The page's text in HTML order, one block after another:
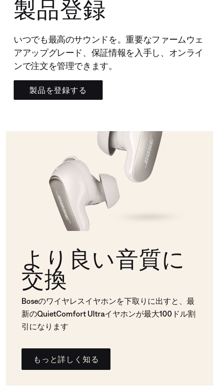
製品登録
いつでも最高のサウンドを。重要なファームウェ
アアップグレード、保証情報を入手し、オンライ
ンで注文を管理できます。
製品を登録する
より良い音質に
交換
Boseのワイヤレスイヤホンを下取りに出すと、最
新のQuietComfort Ultraイヤホンが最大100ドル割
引になります
もっと詳しく知る